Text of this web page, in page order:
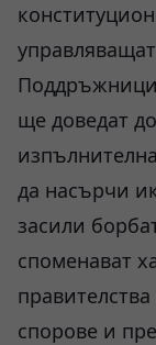
ще доведат
да насърчи
засили
споменават
спорове и